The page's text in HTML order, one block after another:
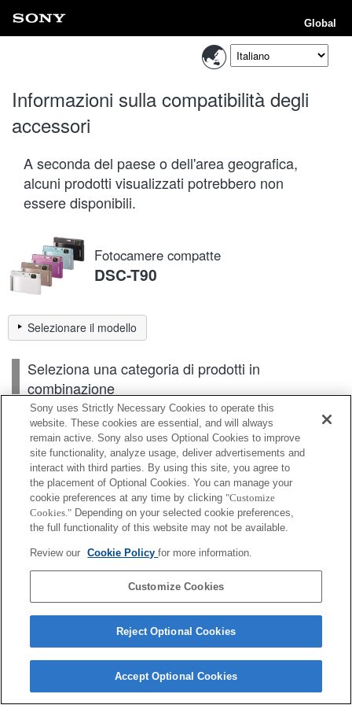
Global
Informazioni sulla compatibilità degli
accessori
A seconda del paese o dell'area geografica,
alcuni prodotti visualizzati potrebbero non
essere disponibili.
Fotocamere compatte
DSC-T90
Selezionare il modello
Seleziona una categoria di prodotti in
combinazione
Scheda di memoria
Alimentazione
Accessori
A seconda del paese o dell'area geografica, alcuni
prodotti visualizzati potrebbero non essere
Copyright 2026 Sony Corporation
Sony uses Strictly Necessary Cookies to operate this
website. These cookies are essential, and will always
remain active. Sony also uses Optional Cookies to improve
site functionality, analyze usage, deliver advertisements and
interact with third parties. By using this site, you agree to
the placement of Optional Cookies. You can manage your
cookie preferences at any time by clicking "Customize
Cookies." Depending on your selected cookie preferences,
the full functionality of this website may not be available.
Review our Cookie Policyfor more information.
Customize Cookies
Reject Optional Cookies
Accept Optional Cookies